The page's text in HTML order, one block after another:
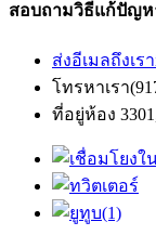
สอบถามวิธีแก้ปัญห
ส่งอีเมลถึงเรา
โทรหาเรา
ที่อยู่ห้อง